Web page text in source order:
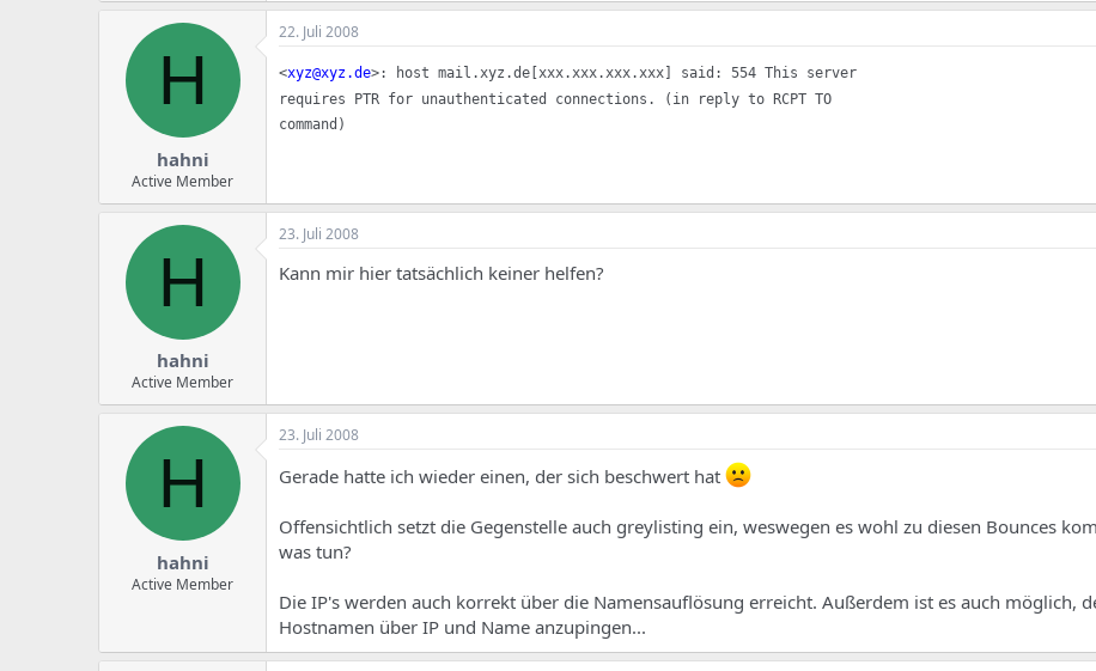
H
hahni
Active Member
22. Juli 2008
<xyz@xyz.de>: host mail.xyz.de[xxx.xxx.xxx.xxx] said: 554 This server
requires PTR for unauthenticated connections. (in reply to RCPT TO
command)
H
hahni
Active Member
23. Juli 2008
Kann mir hier tatsächlich keiner helfen?
H
hahni
Active Member
23. Juli 2008
Gerade hatte ich wieder einen, der sich beschwert hat
Offensichtlich setzt die Gegenstelle auch greylisting ein, weswegen es wohl zu diesen Bounces
was tun?
Die IP's werden auch korrekt über die Namensauflösung erreicht. Außerdem ist es auch möglich,
Hostnamen über IP und Name anzupingen...